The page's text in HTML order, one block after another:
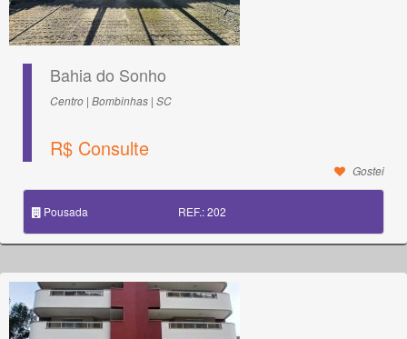
Bahia do Sonho
Centro | Bombinhas | SC
R$ Consulte
Gostei
Pousada REF.: 202